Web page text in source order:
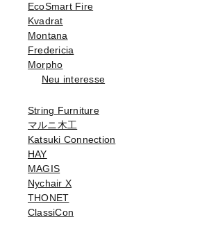
EcoSmart Fire
Kvadrat
Montana
Fredericia
Morpho
Neu interesse
String Furniture
マルニ木工
Katsuki Connection
HAY
MAGIS
Nychair X
THONET
ClassiCon